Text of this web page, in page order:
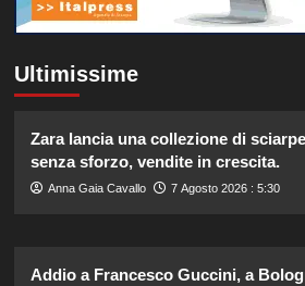
Ultimissime
Zara lancia una collezione di
senza sforzo, vendite in crescita.
Anna Gaia Cavallo 7 Agosto 2026 : 5:30
Addio a Francesco Guccini, a